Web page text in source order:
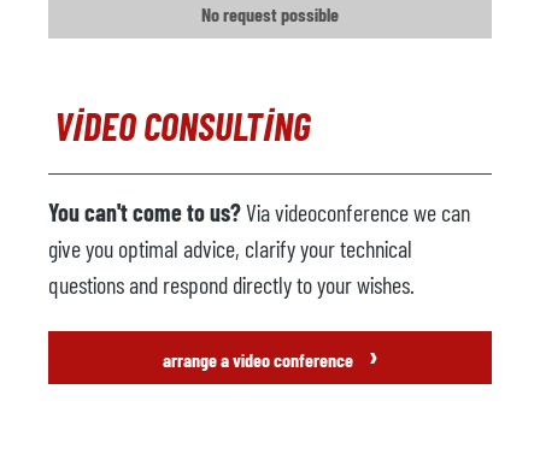
No request possible
VIDEO CONSULTING
You can't come to us?Via videoconference we can
give you optimal advice, clarify your technical
questions and respond directly to your wishes.
arrange a video conference ›